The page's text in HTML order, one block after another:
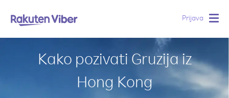
Prijava
Kako pozivati Gruzija iz
Hong Kong